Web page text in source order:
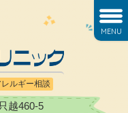
レルギー相談
越460-5
MENU